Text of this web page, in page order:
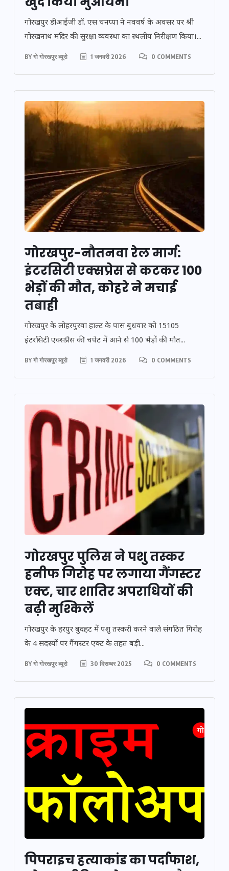
गोरखपुर डीआईजी डॉ. एस चनप्पा ने नववर्ष के अवसर पर श्री
गोरखनाथ मंदिर की सुरक्षा व्यवस्था का स्थलीय निरीक्षण किया।...
BYगो गोरखपुर ब्यूरो 1 जनवरी 2026 0 COMMENTS
गोरखपुर-नौतनवा रेल मार्ग:
इंटरसिटी एक्सप्रेस से कटकर 100
भेड़ों की मौत, कोहरे ने मचाई
तबाही
गोरखपुर के लोहरपुरवा हाल्ट के पास बुधवार को 15105
इंटरसिटी एक्सप्रेस की चपेट में आने से 100 भेड़ों की मौत...
BYगो गोरखपुर ब्यूरो 1 जनवरी 2026 0 COMMENTS
गोरखपुर पुलिस ने पशु तस्कर
हनीफ गिरोह पर लगाया गैंगस्टर
एक्ट, चार शातिर अपराधियों की
बढ़ी मुश्किलें
गोरखपुर के हरपुर बुदहट में पशु तस्करी करने वाले संगठित गिरोह
के 4 सदस्यों पर गैंगस्टर एक्ट के तहत बड़ी...
BYगो गोरखपुर ब्यूरो 30 दिसम्बर 2025 0 COMMENTS
पिपराइच हत्याकांड का पर्दाफाश,